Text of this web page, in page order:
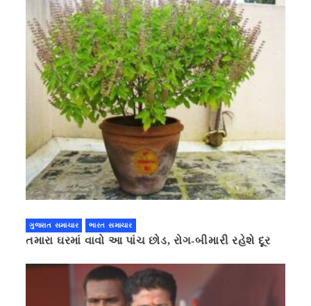
ગુજરાત સમાચાર ભારત સમાચાર
તમારા ઘરમાં વાવો આ પાંચ છોડ, રોગ-બીમારી રહેશે દૂર